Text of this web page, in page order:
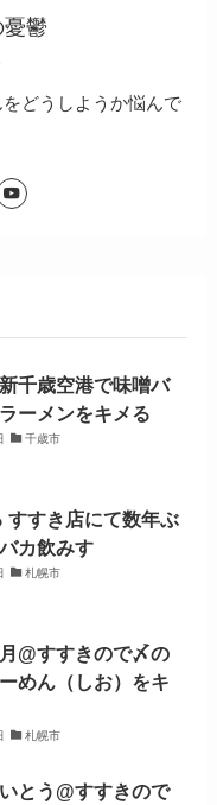
鬱
どうしようか悩んで
千歳空港で味噌バ
ーメンをキメる
千歳市
すすき店にて数年ぶ
カ飲みす
札幌市
@すすきので〆の
めん（しお）をキ
札幌市
とう@すすきので